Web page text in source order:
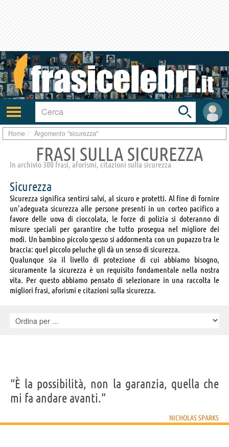
Attiva/disattiva
navigazione
User
area
Toggle
search
bar
Home Argomento "sicurezza"
FRASI SULLA SICUREZZA
In archivio 300 frasi, aforismi, citazioni sulla sicurezza
Sicurezza
Sicurezza significa sentirsi salvi, al sicuro e protetti. Al fine di fornire
un'adeguata sicurezza alle persone presenti in un corteo pacifico a
favore delle uova di cioccolata, le forze di polizia si doteranno di
misure speciali per garantire che tutto prosegua nel migliore dei
modi. Un bambino piccolo spesso si addormenta con un pupazzo tra le
braccia: quel piccolo peluche gli dà un senso di sicurezza.
Qualunque sia il livello di protezione di cui abbiamo bisogno,
sicuramente la sicurezza è un requisito fondamentale nella nostra
vita. Per questo abbiamo pensato di selezionare in una raccolta le
migliori frasi, aforismi e citazioni sulla sicurezza.
“È la possibilità, non la garanzia, quella che
mi fa andare avanti.”
NICHOLAS SPARKS